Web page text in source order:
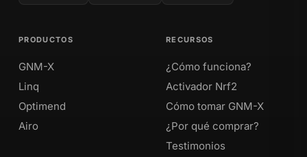
PRODUCTOS
GNM-X
Linq
Optimend
Airo
RECURSOS
¿Cómo funciona?
Activador Nrf2
Cómo tomar GNM-X
¿Por qué comprar?
Testimonios